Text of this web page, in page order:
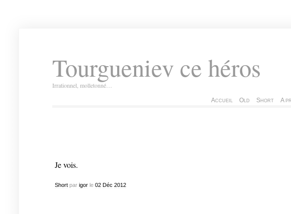
Tourgueniev ce héros
Irrationnel, molletonné…
Accueil Old Short A
Je vois.
Shortpar igorle 02 Déc 2012